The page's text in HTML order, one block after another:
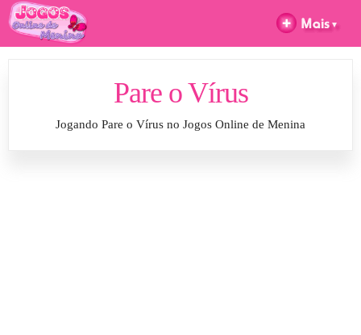
Pare o Vírus
Jogando Pare o Vírus no Jogos Online de Menina